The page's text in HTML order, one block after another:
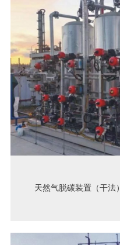
天然气脱碳装置（干法）